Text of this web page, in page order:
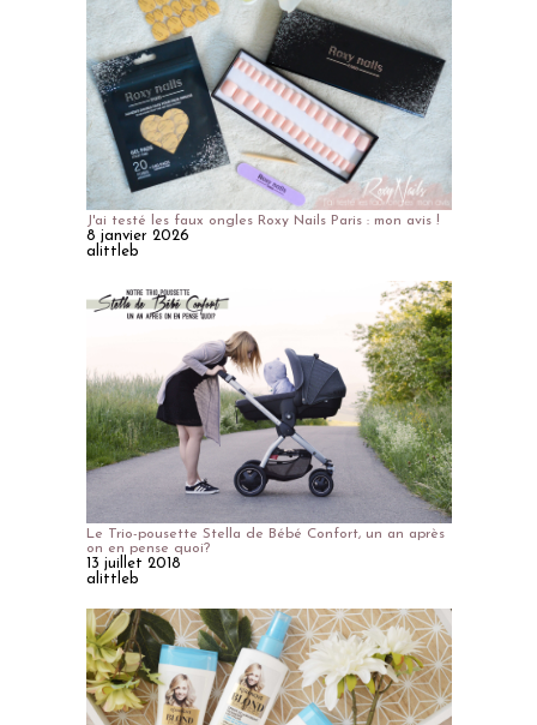
J'ai testé les faux ongles Roxy Nails Paris : mon avis !
8 janvier 2026
alittleb
Le Trio-pousette Stella de Bébé Confort, un an après
on en pense quoi?
13 juillet 2018
alittleb